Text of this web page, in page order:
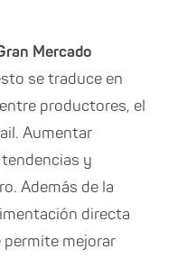
Mercado
se traduce en
productores, el
Aumentar
y
Además de la
directa
permite mejorar